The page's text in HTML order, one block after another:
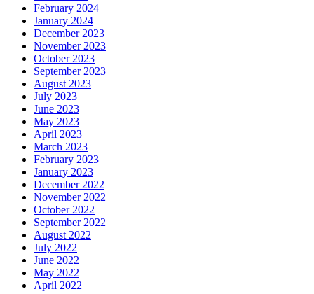
February 2024
January 2024
December 2023
November 2023
October 2023
September 2023
August 2023
July 2023
June 2023
May 2023
April 2023
March 2023
February 2023
January 2023
December 2022
November 2022
October 2022
September 2022
August 2022
July 2022
June 2022
May 2022
April 2022